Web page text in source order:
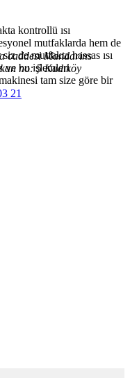
kontrollü ısı
mutfaklarda hem de
de mutfakta hassas ısı
ve bu işlemleri
tam size göre bir
caddesi Mandarins
no: 5 Kadıköy
21